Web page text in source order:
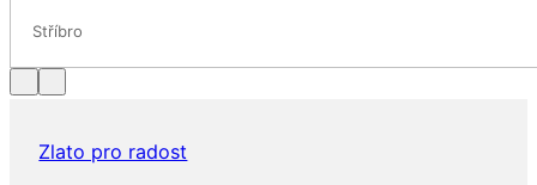
Stříbro
Zlato pro radost